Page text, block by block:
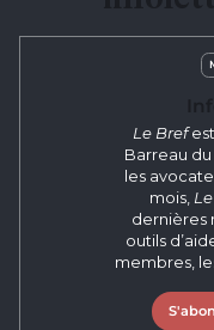
Le Bref
Barreau
les
mois,
dernières
outils
membres,